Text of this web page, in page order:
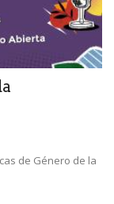
de Género de la